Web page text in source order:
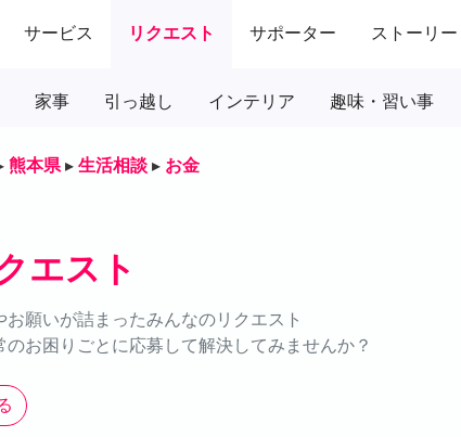
サービス リクエスト サポーター ストーリー
家事 引っ越し インテリア 趣味・習い事
熊本県 ▸ 生活相談 ▸ お金
エスト
お願いが詰まったみんなのリクエスト
お困りごとに応募して解決してみませんか？